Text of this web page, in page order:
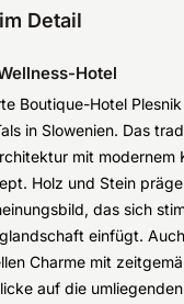
Detail
Hotel
Boutique-Hotel
in Slowenien. Das
mit modernem
Holz und Stein
das sich
einfügt.
Charme mit
auf die